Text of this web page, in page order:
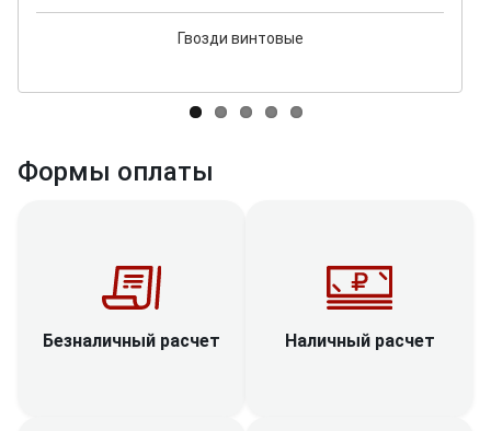
Гвозди винтовые
Формы оплаты
Безналичный расчет Наличный расчет